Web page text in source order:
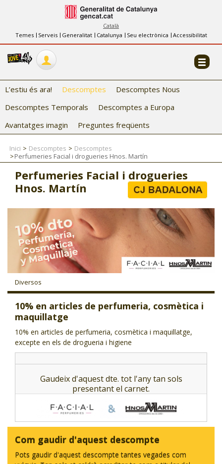
Català
Temes
Serveis Generalitat Catalunya Seu electrònica Accessibilitat
INFORMACIÓ
FES-TE EL CJ
COL·LABORADORS
CJ ADOLESCENTS
CJ EMANCIPACIÓ
CJ INTERNACIONAL
CJ LOCAL
T'INTERESSA #SOMJOVES
L’estiu és ara! Descomptes
Descomptes Nous
Descomptes Temporals
Descomptes a Europa
Avantatges imagin
Preguntes freqüents
Inici Descomptes
Descomptes
Perfumeries Facial i drogueries Hnos. Martín
Perfumeries Facial i drogueries
Hnos. Martín
Diversos
10% en articles de perfumeria, cosmètica i
maquillatge
10% en articles de perfumeria, cosmètica i maquillatge,
excepte en els de drogueria i higiene
Gaudeix d'aquest dte. tot l'any tan sols
presentant el carnet.
Com gaudir d'aquest descompte
Pots gaudir d'aquest descompte tantes vegades com